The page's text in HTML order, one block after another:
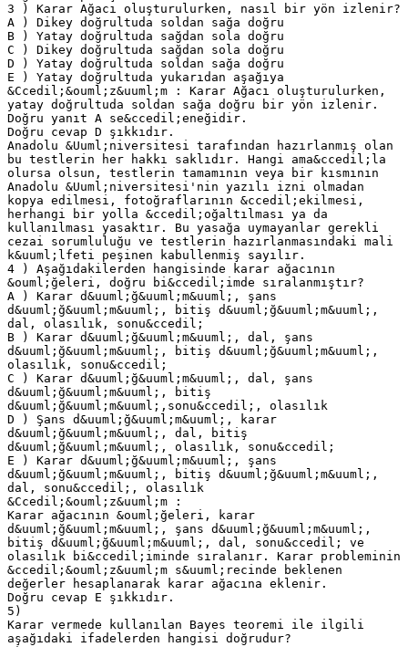
3 ) Karar Ağacı oluşturulurken, nasıl bir yön izlenir?
A ) Dikey doğrultuda soldan sağa doğru
B ) Yatay doğrultuda sağdan sola doğru
C ) Dikey doğrultuda sağdan sola doğru
D ) Yatay doğrultuda soldan sağa doğru
E ) Yatay doğrultuda yukarıdan aşağıya
&Ccedil;&ouml;z&uuml;m : Karar Ağacı oluşturulurken,
yatay doğrultuda soldan sağa doğru bir yön izlenir.
Doğru yanıt A se&ccedil;eneğidir.
Doğru cevap D şıkkıdır.
Anadolu &Uuml;niversitesi tarafından hazırlanmış olan
bu testlerin her hakkı saklıdır. Hangi ama&ccedil;la
olursa olsun, testlerin tamamının veya bir kısmının
Anadolu &Uuml;niversitesi'nin yazılı izni olmadan
kopya edilmesi, fotoğraflarının &ccedil;ekilmesi,
herhangi bir yolla &ccedil;oğaltılması ya da
kullanılması yasaktır. Bu yasağa uymayanlar gerekli
cezai sorumluluğu ve testlerin hazırlanmasındaki mali
k&uuml;lfeti peşinen kabullenmiş sayılır.
4 ) Aşağıdakilerden hangisinde karar ağacının
&ouml;ğeleri, doğru bi&ccedil;imde sıralanmıştır?
A ) Karar d&uuml;ğ&uuml;m&uuml;, şans
d&uuml;ğ&uuml;m&uuml;, bitiş d&uuml;ğ&uuml;m&uuml;,
dal, olasılık, sonu&ccedil;
B ) Karar d&uuml;ğ&uuml;m&uuml;, dal, şans
d&uuml;ğ&uuml;m&uuml;, bitiş d&uuml;ğ&uuml;m&uuml;,
olasılık, sonu&ccedil;
C ) Karar d&uuml;ğ&uuml;m&uuml;, dal, şans
d&uuml;ğ&uuml;m&uuml;, bitiş
d&uuml;ğ&uuml;m&uuml;,sonu&ccedil;, olasılık
D ) Şans d&uuml;ğ&uuml;m&uuml;, karar
d&uuml;ğ&uuml;m&uuml;, dal, bitiş
d&uuml;ğ&uuml;m&uuml;, olasılık, sonu&ccedil;
E ) Karar d&uuml;ğ&uuml;m&uuml;, şans
d&uuml;ğ&uuml;m&uuml;, bitiş d&uuml;ğ&uuml;m&uuml;,
dal, sonu&ccedil;, olasılık
&Ccedil;&ouml;z&uuml;m :
Karar ağacının &ouml;ğeleri, karar
d&uuml;ğ&uuml;m&uuml;, şans d&uuml;ğ&uuml;m&uuml;,
bitiş d&uuml;ğ&uuml;m&uuml;, dal, sonu&ccedil; ve
olasılık bi&ccedil;iminde sıralanır. Karar probleminin
&ccedil;&ouml;z&uuml;m s&uuml;recinde beklenen
değerler hesaplanarak karar ağacına eklenir.
Doğru cevap E şıkkıdır.
5)
Karar vermede kullanılan Bayes teoremi ile ilgili
aşağıdaki ifadelerden hangisi doğrudur?